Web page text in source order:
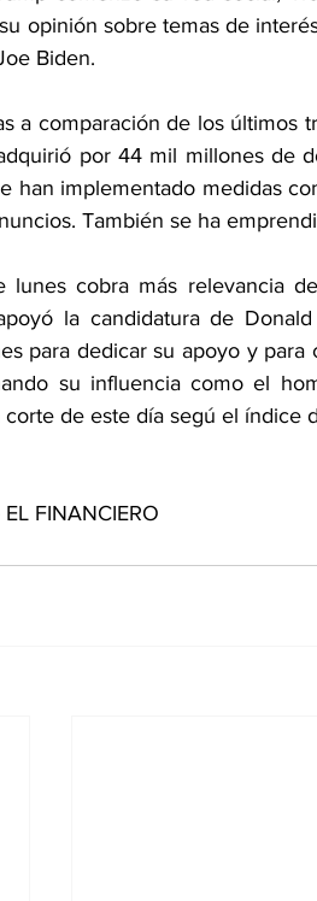
opinión sobre temas de
Biden.
a comparación de los últimos
por 44 mil millones de
han implementado medidas
También se ha
lunes cobra más relevancia
la candidatura de
para dedicar su apoyo y
su influencia como el
de este día segú el índice
FINANCIERO